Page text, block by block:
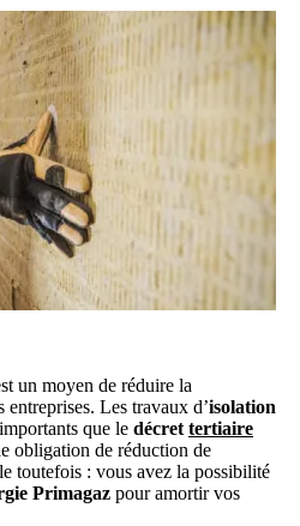
un moyen de réduire la
Les travaux d’isolation
que le décret tertiaire
obligation de réduction de
toutefois : vous avez la possibilité
Primagaz pour amortir vos